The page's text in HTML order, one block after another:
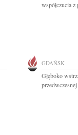
współczucia
GDAŃSK
Głęboko